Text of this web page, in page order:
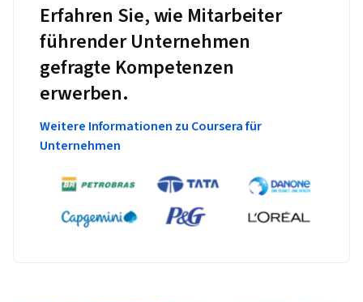
Erfahren Sie, wie Mitarbeiter
führender Unternehmen
gefragte Kompetenzen
erwerben.
Weitere Informationen zu Coursera für
Unternehmen